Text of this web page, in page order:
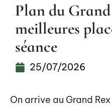
Plan du Grand
meilleures
séance
25/07/2026
On arrive au Grand